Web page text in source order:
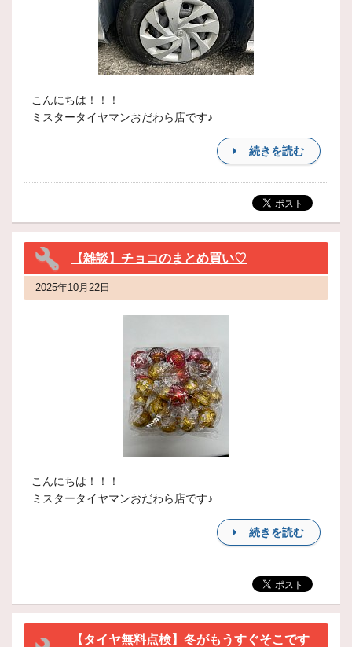
こんにちは！！！
ミスタータイヤマンおだわら店です♪
続きを読む
【雑談】チョコのまとめ買い♡
2025年10月22日
こんにちは！！！
ミスタータイヤマンおだわら店です♪
続きを読む
【タイヤ無料点検】冬がもうすぐそこです